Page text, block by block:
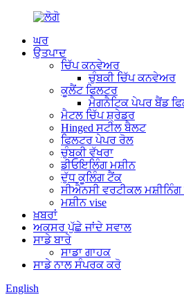
ਘਰ
ਉਤਪਾਦ
ਚਿੱਪ ਕਨਵੇਅਰ
ਚੁੰਬਕੀ ਚਿੱਪ ਕਨਵੇਅਰ
ਕੂਲੈਂਟ ਫਿਲਟਰ
ਮੈਗਨੈਟਿਕ ਪੇਪਰ ਬੈਂਡ
ਮੈਟਲ ਚਿੱਪ ਸ਼੍ਰੇਡਰ
Hinged ਸਟੀਲ ਬੈਲਟ
ਫਿਲਟਰ ਪੇਪਰ ਰੋਲ
ਚੁੰਬਕੀ ਵੱਖਰਾ
ਡੀਓਇਲਿੰਗ ਮਸ਼ੀਨ
ਦੁੱਧ ਕੂਲਿੰਗ ਟੈਂਕ
ਸੀਐਨਸੀ ਵਰਟੀਕਲ
ਮਸ਼ੀਨ vise
ਖ਼ਬਰਾਂ
ਅਕਸਰ ਪੁੱਛੇ ਜਾਂਦੇ ਸਵਾਲ
ਸਾਡੇ ਬਾਰੇ
ਸਾਡਾ ਗਾਹਕ
ਸਾਡੇ ਨਾਲ ਸੰਪਰਕ ਕਰੋ
English